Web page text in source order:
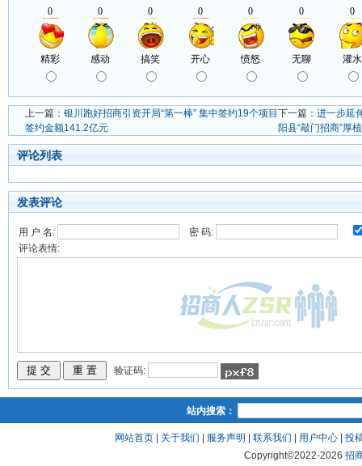
上一篇： 银川跑好招商引资开局“第一棒” 集中签约19个项目
签约金额141.2亿元
下一篇： 进一步延
阳县“敲门招商”厚
评论列表
发表评论
用 户 名:
密 码:
评论表情:
验证码:
站内搜索：
网站首页 关于我们 服务声明 联系我们 用户中心
投
Copyright©2022-2026招